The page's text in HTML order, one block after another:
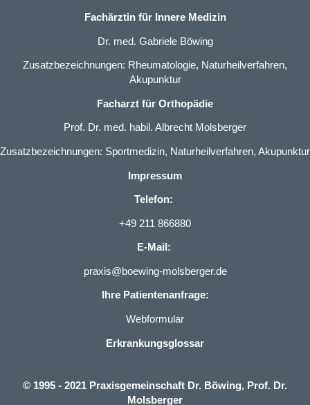
Fachärztin für Innere Medizin
Dr. med. Gabriele Böwing
Zusatzbezeichnungen: Rheumatologie, Naturheilverfahren,
Akupunktur
Facharzt für Orthopädie
Prof. Dr. med. habil. Albrecht Molsberger
Zusatzbezeichnungen: Sportmedizin, Naturheilverfahren, Akupunktur
Impressum
Telefon:
+49 211 866880
E-Mail:
praxis@boewing-molsberger.de
Ihre Patientenanfrage:
Webformular
Erkrankungsglossar
© 1995 - 2021 Praxisgemeinschaft Dr. Böwing, Prof. Dr.
Molsberger